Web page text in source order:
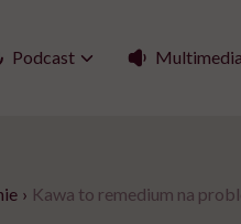
Podcast Multimedia
› Kawa to remedium na